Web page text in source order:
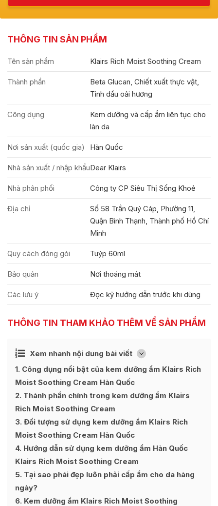
THÔNG TIN SẢN PHẨM
Tên sản phẩm Klairs Rich Moist Soothing Cream
Thành phần
Beta Glucan, Chiết xuất thực vật,
Tinh dầu oải hương
Công dụng
Kem dưỡng và cấp ẩm liên tục cho
làn da
Nơi sản xuất (quốc gia) Hàn Quốc
Nhà sản xuất / nhập khẩuDear Klairs
Nhà phân phối Công ty CP Siêu Thị Sống Khoẻ
Địa chỉ
Số 58 Trần Quý Cáp, Phường 11,
Quận Bình Thạnh, Thành phố Hồ Chí
Minh
Quy cách đóng gói Tuýp 60ml
Bảo quản Nơi thoáng mát
Các lưu ý Đọc kỹ hướng dẫn trước khi dùng
THÔNG TIN THAM KHẢO THÊM VỀ SẢN PHẨM
Xem nhanh nội dung bài viết [
Ẩn
1 Công dụng nổi bật của kem dưỡng ẩm Klairs Rich
Moist Soothing Cream Hàn Quốc
2 Thành phần chính trong kem dưỡng ẩm Klairs
Rich Moist Soothing Cream
3 Đối tượng sử dụng kem dưỡng ẩm Klairs Rich
Moist Soothing Cream Hàn Quốc
4 Hướng dẫn sử dụng kem dưỡng ẩm Hàn Quốc
Klairs Rich Moist Soothing Cream
5 Tại sao phái đẹp luôn phải cấp ẩm cho da hàng
ngày?
6 Kem dưỡng ẩm Klairs Rich Moist Soothing